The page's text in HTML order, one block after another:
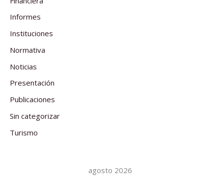
Informes
Instituciones
Normativa
Noticias
Presentación
Publicaciones
Sin categorizar
Turismo
agosto 2026